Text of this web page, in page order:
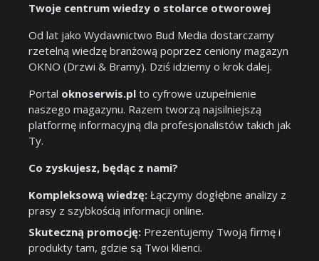
Twoje centrum wiedzy o stolarce otworowej
Od lat jako Wydawnictwo Bud Media dostarczamy
rzetelną wiedzę branżową poprzez ceniony magazyn
OKNO (Drzwi & Bramy). Dziś idziemy o krok dalej.
Portal oknoserwis.pl to cyfrowe uzupełnienie
naszego magazynu. Razem tworzą najsilniejszą
platformę informacyjną dla profesjonalistów takich jak
Ty.
Co zyskujesz, będąc z nami?
Kompleksową wiedzę: Łączymy dogłębne analizy z
prasy z szybkością informacji online.
Skuteczną promocję: Prezentujemy Twoją firmę i
produkty tam, gdzie są Twoi klienci.